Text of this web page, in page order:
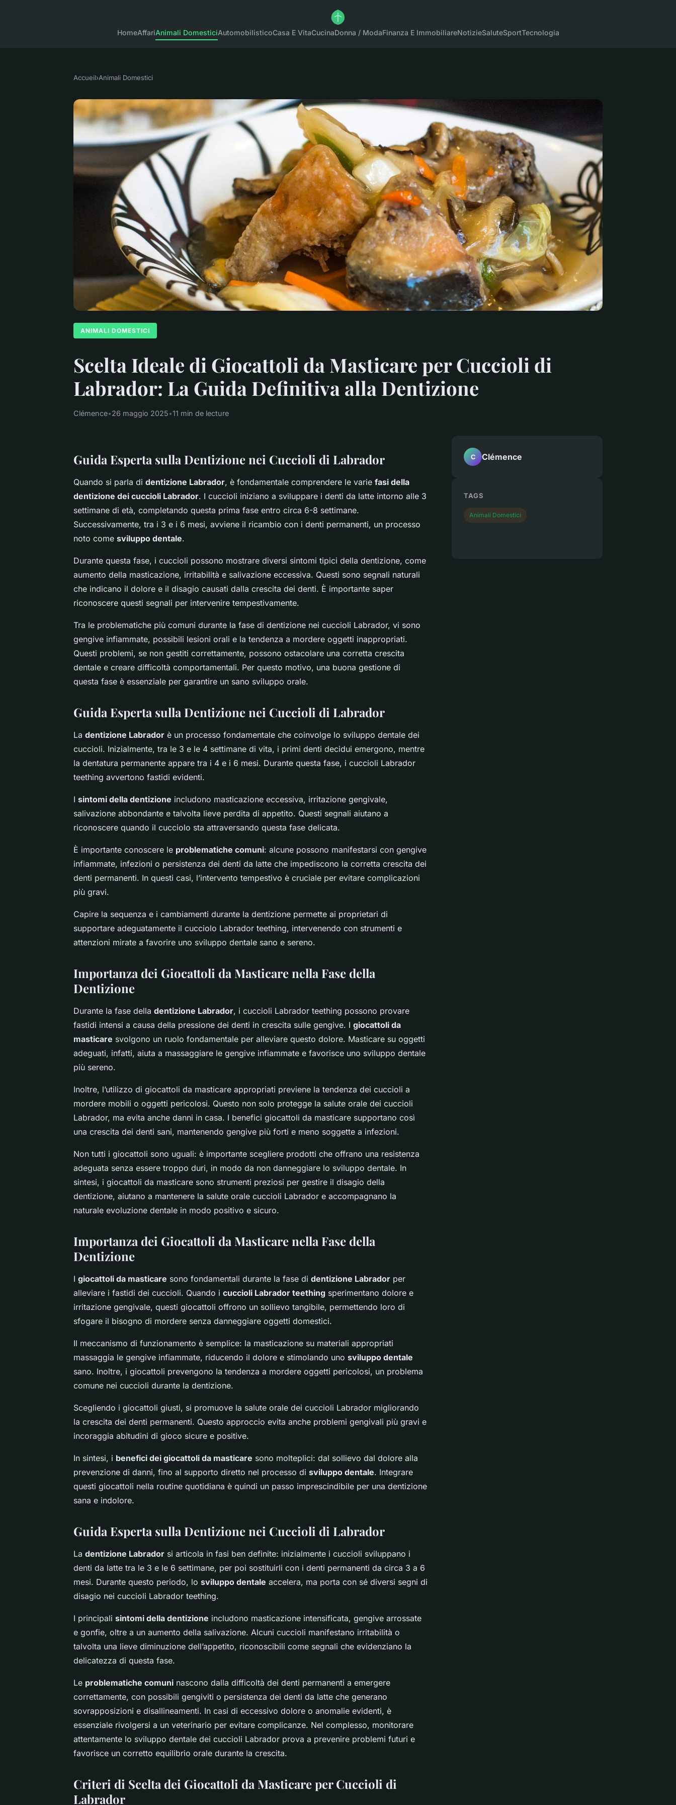
HomeAffariAnimali DomesticiAutomobilisticoCasa E VitaCucinaDonna / ModaFinanza E ImmobiliareNotizieSaluteSportTecnologia
Accueil›Animali Domestici
ANIMALI DOMESTICI
Scelta Ideale di Giocattoli da Masticare per Cuccioli di
Labrador: La Guida Definitiva alla Dentizione
Clémence•26 maggio 2025•11 min de lecture
Guida Esperta sulla Dentizione nei Cuccioli di Labrador
Quando si parla di dentizione Labrador, è fondamentale comprendere le varie fasi della
dentizione dei cuccioli Labrador. I cuccioli iniziano a sviluppare i denti da latte intorno alle 3
settimane di età, completando questa prima fase entro circa 6-8 settimane.
Successivamente, tra i 3 e i 6 mesi, avviene il ricambio con i denti permanenti, un processo
noto come sviluppo dentale.
Durante questa fase, i cuccioli possono mostrare diversi sintomi tipici della dentizione, come
aumento della masticazione, irritabilità e salivazione eccessiva. Questi sono segnali naturali
che indicano il dolore e il disagio causati dalla crescita dei denti. È importante saper
riconoscere questi segnali per intervenire tempestivamente.
Tra le problematiche più comuni durante la fase di dentizione nei cuccioli Labrador, vi sono
gengive infiammate, possibili lesioni orali e la tendenza a mordere oggetti inappropriati.
Questi problemi, se non gestiti correttamente, possono ostacolare una corretta crescita
dentale e creare difficoltà comportamentali. Per questo motivo, una buona gestione di
questa fase è essenziale per garantire un sano sviluppo orale.
Guida Esperta sulla Dentizione nei Cuccioli di Labrador
La dentizione Labrador è un processo fondamentale che coinvolge lo sviluppo dentale dei
cuccioli. Inizialmente, tra le 3 e le 4 settimane di vita, i primi denti decidui emergono, mentre
la dentatura permanente appare tra i 4 e i 6 mesi. Durante questa fase, i cuccioli Labrador
teething avvertono fastidi evidenti.
I sintomi della dentizione includono masticazione eccessiva, irritazione gengivale,
salivazione abbondante e talvolta lieve perdita di appetito. Questi segnali aiutano a
riconoscere quando il cucciolo sta attraversando questa fase delicata.
È importante conoscere le problematiche comuni: alcune possono manifestarsi con gengive
infiammate, infezioni o persistenza dei denti da latte che impediscono la corretta crescita dei
denti permanenti. In questi casi, l’intervento tempestivo è cruciale per evitare complicazioni
più gravi.
Capire la sequenza e i cambiamenti durante la dentizione permette ai proprietari di
supportare adeguatamente il cucciolo Labrador teething, intervenendo con strumenti e
attenzioni mirate a favorire uno sviluppo dentale sano e sereno.
Importanza dei Giocattoli da Masticare nella Fase della
Dentizione
Durante la fase della dentizione Labrador, i cuccioli Labrador teething possono provare
fastidi intensi a causa della pressione dei denti in crescita sulle gengive. I giocattoli da
masticare svolgono un ruolo fondamentale per alleviare questo dolore. Masticare su oggetti
adeguati, infatti, aiuta a massaggiare le gengive infiammate e favorisce uno sviluppo dentale
più sereno.
Inoltre, l’utilizzo di giocattoli da masticare appropriati previene la tendenza dei cuccioli a
mordere mobili o oggetti pericolosi. Questo non solo protegge la salute orale dei cuccioli
Labrador, ma evita anche danni in casa. I benefici giocattoli da masticare supportano così
una crescita dei denti sani, mantenendo gengive più forti e meno soggette a infezioni.
Non tutti i giocattoli sono uguali: è importante scegliere prodotti che offrano una resistenza
adeguata senza essere troppo duri, in modo da non danneggiare lo sviluppo dentale. In
sintesi, i giocattoli da masticare sono strumenti preziosi per gestire il disagio della
dentizione, aiutano a mantenere la salute orale cuccioli Labrador e accompagnano la
naturale evoluzione dentale in modo positivo e sicuro.
Importanza dei Giocattoli da Masticare nella Fase della
Dentizione
I giocattoli da masticare sono fondamentali durante la fase di dentizione Labrador per
alleviare i fastidi dei cuccioli. Quando i cuccioli Labrador teething sperimentano dolore e
irritazione gengivale, questi giocattoli offrono un sollievo tangibile, permettendo loro di
sfogare il bisogno di mordere senza danneggiare oggetti domestici.
Il meccanismo di funzionamento è semplice: la masticazione su materiali appropriati
massaggia le gengive infiammate, riducendo il dolore e stimolando uno sviluppo dentale
sano. Inoltre, i giocattoli prevengono la tendenza a mordere oggetti pericolosi, un problema
comune nei cuccioli durante la dentizione.
Scegliendo i giocattoli giusti, si promuove la salute orale dei cuccioli Labrador migliorando
la crescita dei denti permanenti. Questo approccio evita anche problemi gengivali più gravi e
incoraggia abitudini di gioco sicure e positive.
In sintesi, i benefici dei giocattoli da masticare sono molteplici: dal sollievo dal dolore alla
prevenzione di danni, fino al supporto diretto nel processo di sviluppo dentale. Integrare
questi giocattoli nella routine quotidiana è quindi un passo imprescindibile per una dentizione
sana e indolore.
Guida Esperta sulla Dentizione nei Cuccioli di Labrador
La dentizione Labrador si articola in fasi ben definite: inizialmente i cuccioli sviluppano i
denti da latte tra le 3 e le 6 settimane, per poi sostituirli con i denti permanenti da circa 3 a 6
mesi. Durante questo periodo, lo sviluppo dentale accelera, ma porta con sé diversi segni di
disagio nei cuccioli Labrador teething.
I principali sintomi della dentizione includono masticazione intensificata, gengive arrossate
e gonfie, oltre a un aumento della salivazione. Alcuni cuccioli manifestano irritabilità o
talvolta una lieve diminuzione dell’appetito, riconoscibili come segnali che evidenziano la
delicatezza di questa fase.
Le problematiche comuni nascono dalla difficoltà dei denti permanenti a emergere
correttamente, con possibili gengiviti o persistenza dei denti da latte che generano
sovrapposizioni e disallineamenti. In casi di eccessivo dolore o anomalie evidenti, è
essenziale rivolgersi a un veterinario per evitare complicanze. Nel complesso, monitorare
attentamente lo sviluppo dentale dei cuccioli Labrador prova a prevenire problemi futuri e
favorisce un corretto equilibrio orale durante la crescita.
Criteri di Scelta dei Giocattoli da Masticare per Cuccioli di
Labrador
C Clémence
TAGS
Animali Domestici